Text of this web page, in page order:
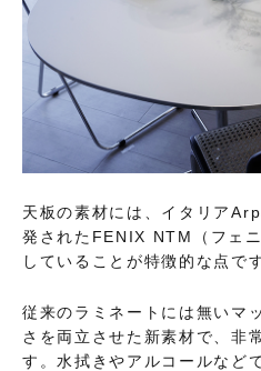
天板の素材には、イタリア
発されたFENIX NTM（フェ
していることが特徴的な点です
従来のラミネートには無いマ
さを両立させた新素材で、非
す。水拭きやアルコールなど